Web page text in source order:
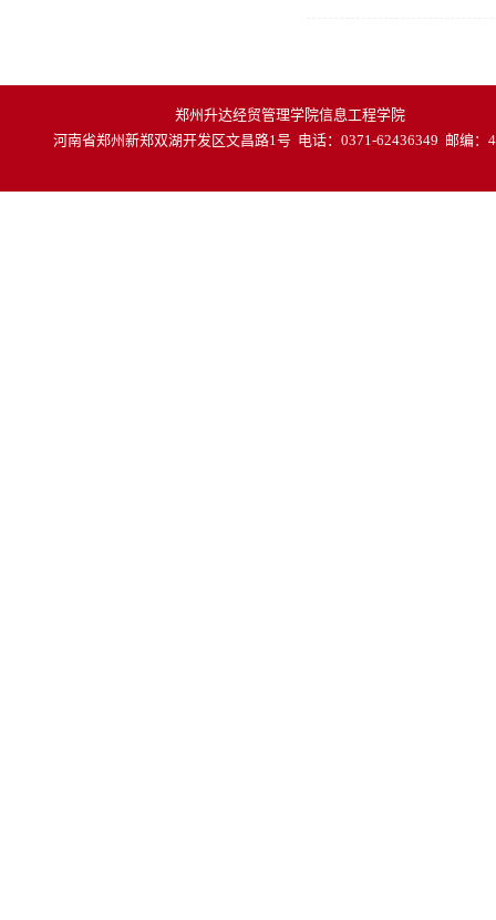
郑州升达经贸管理学院信息工程学院
河南省郑州新郑双湖开发区文昌路1号 电话：0371-62436349 邮编：